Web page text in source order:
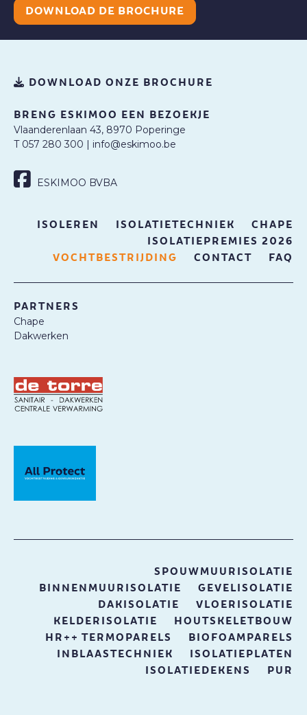
DOWNLOAD DE BROCHURE
DOWNLOAD ONZE BROCHURE
BRENG ESKIMOO EEN BEZOEKJE
Vlaanderenlaan 43, 8970 Poperinge
T 057 280 300 | info@eskimoo.be
ESKIMOO BVBA
ISOLEREN ISOLATIETECHNIEK
CHAPE
ISOLATIEPREMIES 2026
VOCHTBESTRIJDING
CONTACT FAQ
PARTNERS
Chape
Dakwerken
SPOUWMUURISOLATIE
BINNENMUURISOLATIE
GEVELISOLATIE
DAKISOLATIE
VLOERISOLATIE
KELDERISOLATIE
HOUTSKELETBOUW
HR++ TERMOPARELS
BIOFOAMPARELS
INBLAASTECHNIEK
ISOLATIEPLATEN
ISOLATIEDEKENS
PUR